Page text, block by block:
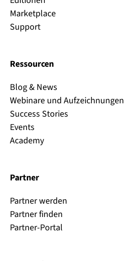
Marketplace
Support
Ressourcen
Blog & News
Webinare und Aufzeichnungen
Success Stories
Events
Academy
Partner
Partner werden
Partner finden
Partner-Portal